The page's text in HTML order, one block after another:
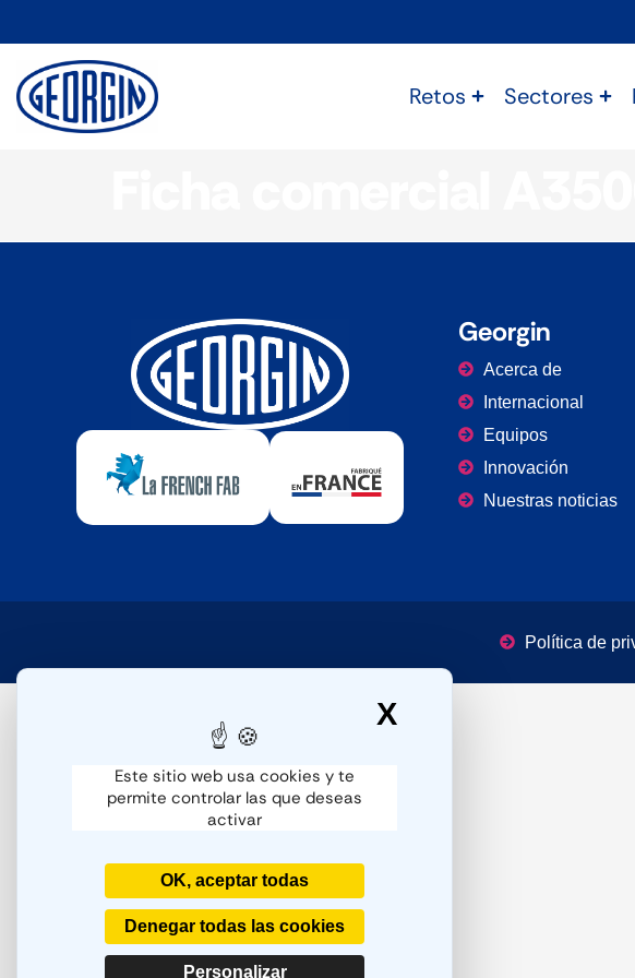
Este sitio web usa cookies y te
permite controlar las que deseas
activar
OK, aceptar todas
Denegar todas las cookies
Personalizar
X
Retos Sectores
Georgin
Acerca de
Internacional
Equipos
Innovación
Nuestras noticias
Política de